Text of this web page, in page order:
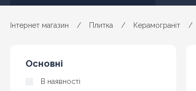
Інтернет магазин / Плитка / Керамограніт /
Основні
В наявності